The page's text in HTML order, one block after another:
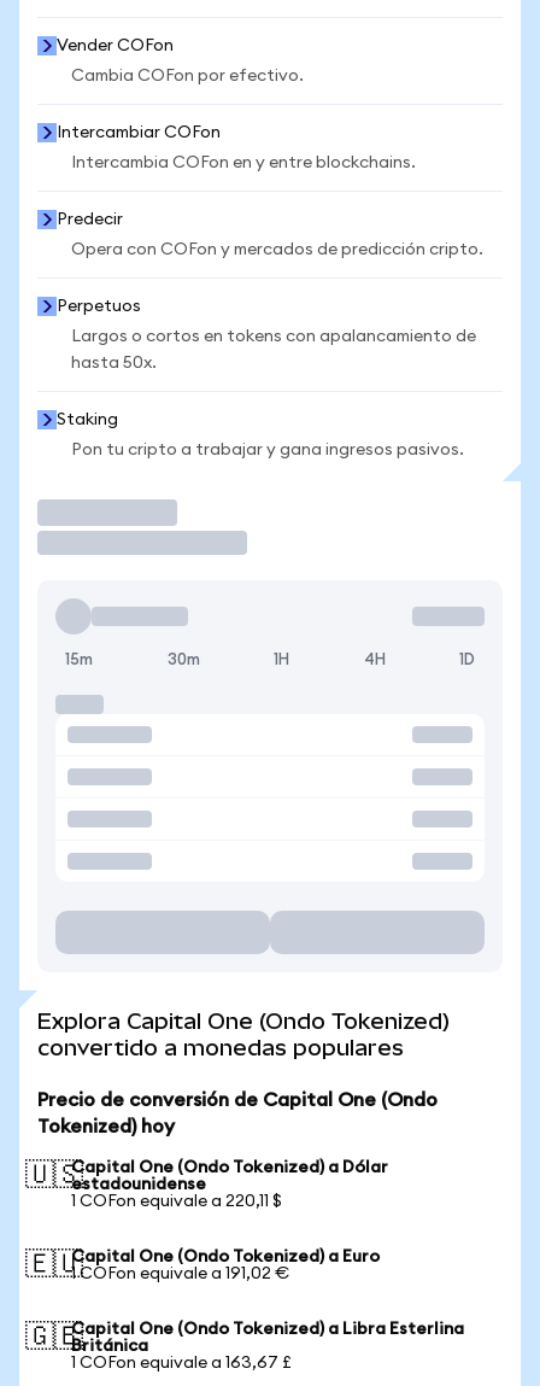
Vender COFon
Cambia COFon por efectivo.
Intercambiar COFon
Intercambia COFon en y entre blockchains.
Predecir
Opera con COFon y mercados de predicción cripto.
Perpetuos
Largos o cortos en tokens con apalancamiento de
hasta 50x.
Staking
Pon tu cripto a trabajar y gana ingresos pasivos.
15m 30m 1H 4H 1D
Explora Capital One (Ondo Tokenized)
convertido a monedas populares
Precio de conversión de Capital One (Ondo
Tokenized) hoy
🇺🇸Capital One (Ondo Tokenized) a Dólar
estadounidense
1 COFon equivale a 220,11 $
🇪🇺Capital One (Ondo Tokenized) a Euro
1 COFon equivale a 191,02 €
🇬🇧Capital One (Ondo Tokenized) a Libra Esterlina
Británica
1 COFon equivale a 163,67 £